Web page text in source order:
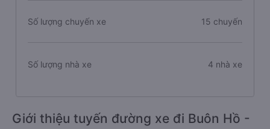
Số lượng chuyến xe 15 chuyến
Số lượng nhà xe 4 nhà xe
Giới thiệu tuyến đường xe đi Buôn Hồ -